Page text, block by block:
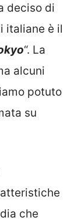
deciso di
italiane è il
“. La
alcuni
potuto
su
che